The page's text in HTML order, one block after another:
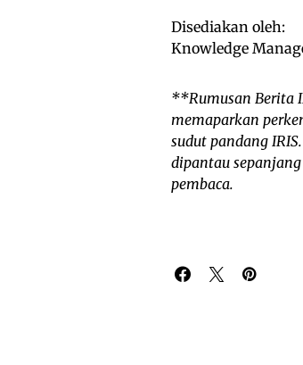
Disediakan oleh:
Knowledge
**Rumusan Berita
memaparkan
sudut pandang
dipantau
pembaca.